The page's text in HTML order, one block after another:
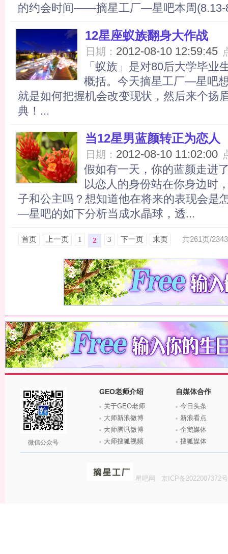
的约会时间——摘星工厂—星吧本周(8.13-
12星座蚁族翻身大作战
日期： 2012-08-10 12:59:45
「蚁族」是对80后大学毕业
概括。今天摘星工厂—星吧
就是如何把握机会改变现状，然后来个扬
典！...
当12星男蓝颜转正为恋人
日期： 2012-08-10 11:02:00
假如有一天，你的蓝颜走进
以恋人的身份站在你身边时
子和公主吗？想知道他在将来的表现会是
—星吧的如下分析当成水晶球，透...
共261页/
首页 上一页 1 2 3 下一页 末页
微信公众号
GEO老师介绍
关于GEO老师
大师新浪微博
大师腾讯微博
大师搜狐视频
自媒体合作
今日头条
新浪看点
企鹅媒体
搜狐媒体
星吧网 京ICP备2022007372